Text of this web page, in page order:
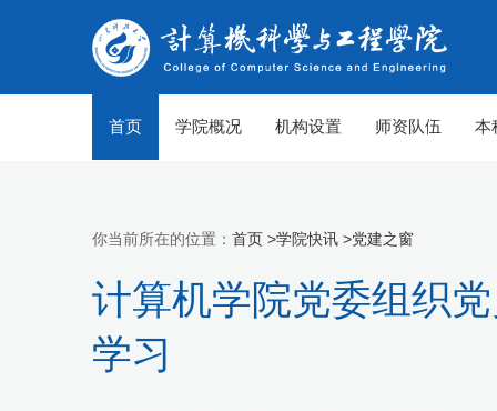
首页 学院概况 机构设置 师资队伍 本
你当前所在的位置： 首页 >学院快讯 >党建之窗
计算机学院党委组织
学习